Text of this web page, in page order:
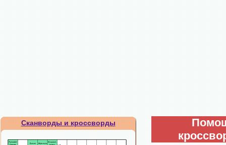
Сканворды и кроссворды